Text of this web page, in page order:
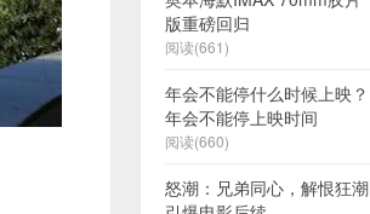
版重磅回归
阅读(661)
年会不能停什么时候上映？
年会不能停上映时间
阅读(660)
怒潮：兄弟同心，解恨狂潮